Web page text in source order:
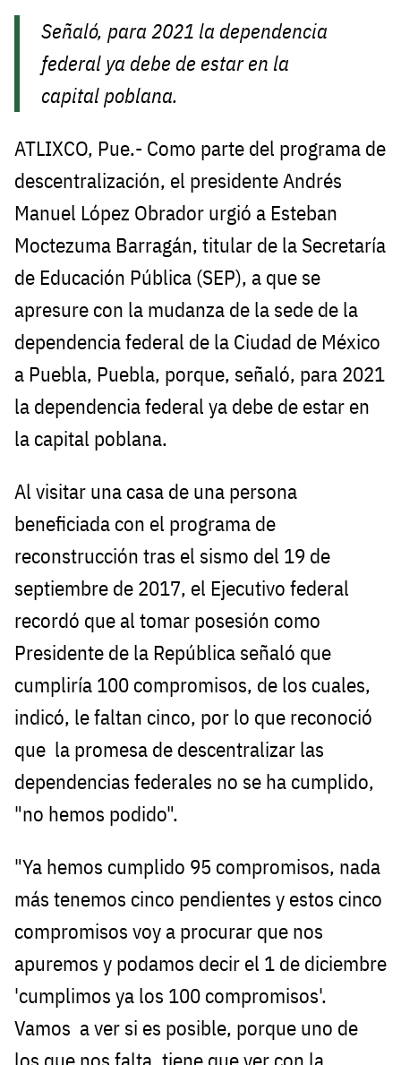
Señaló, para 2021 la dependencia
federal ya debe de estar en la
capital poblana.
ATLIXCO, Pue.- Como parte del programa de
descentralización, el presidente Andrés
Manuel López Obrador urgió a Esteban
Moctezuma Barragán, titular de la Secretaría
de Educación Pública (SEP), a que se
apresure con la mudanza de la sede de la
dependencia federal de la Ciudad de México
a Puebla, Puebla, porque, señaló, para 2021
la dependencia federal ya debe de estar en
la capital poblana.
Al visitar una casa de una persona
beneficiada con el programa de
reconstrucción tras el sismo del 19 de
septiembre de 2017, el Ejecutivo federal
recordó que al tomar posesión como
Presidente de la República señaló que
cumpliría 100 compromisos, de los cuales,
indicó, le faltan cinco, por lo que reconoció
que la promesa de descentralizar las
dependencias federales no se ha cumplido,
"no hemos podido".
"Ya hemos cumplido 95 compromisos, nada
más tenemos cinco pendientes y estos cinco
compromisos voy a procurar que nos
apuremos y podamos decir el 1 de diciembre
'cumplimos ya los 100 compromisos'.
Vamos a ver si es posible, porque uno de
los que nos falta, tiene que ver con la